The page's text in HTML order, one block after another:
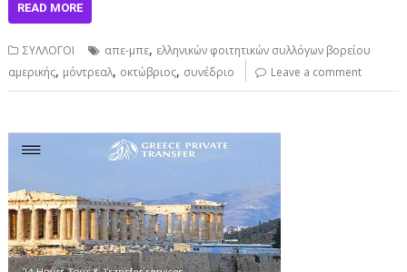
READ MORE
ΣΥΛΛΟΓΟΙ απε-μπε, ελληνικών φοιτητικών συλλόγων βορείου
αμερικής, μόντρεαλ, οκτώβριος, συνέδριο Leave a comment